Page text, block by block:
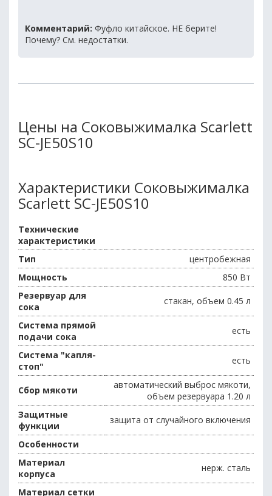
Комментарий: Фуфло китайское. НЕ берите!
Почему? См. недостатки.
Цены на Соковыжималка Scarlett
SC-JE50S10
Характеристики Соковыжималка
Scarlett SC-JE50S10
Технические
характеристики
Тип
центробежная
Мощность
850 Вт
Резервуар для
сока
стакан, объем 0.45 л
Система прямой
подачи сока
есть
Система "капля-
стоп"
есть
Сбор мякоти
автоматический выброс мякоти,
объем резервуара 1.20 л
Защитные
функции
защита от случайного включения
Особенности
Материал
корпуса
нерж. сталь
Материал сетки